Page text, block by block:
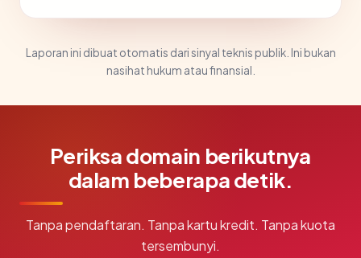
Laporan ini dibuat otomatis dari sinyal teknis publik. Ini bukan
nasihat hukum atau finansial.
Periksa domain berikutnya
dalam beberapa detik.
Tanpa pendaftaran. Tanpa kartu kredit. Tanpa kuota
tersembunyi.